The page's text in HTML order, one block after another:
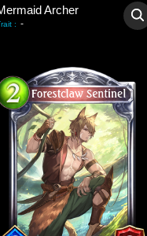
Archer
: -